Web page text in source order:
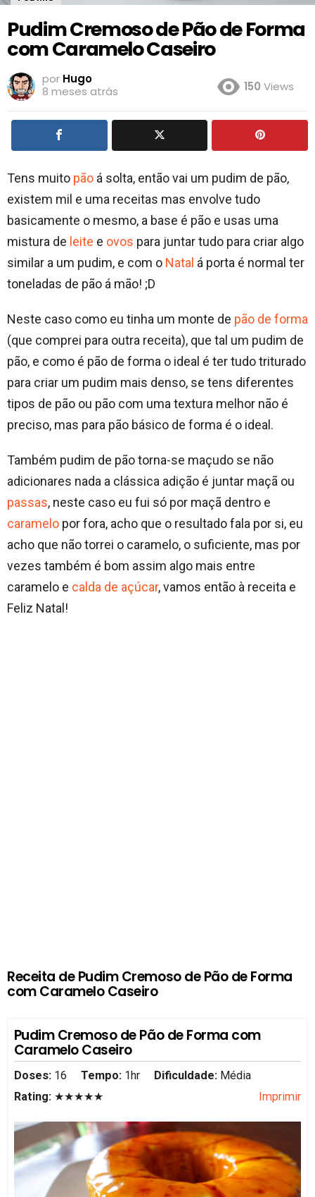
Pudim Cremoso de Pão de Forma
com Caramelo Caseiro
por Hugo
8 meses atrás
150 Views
Tens muito pão á solta, então vai um pudim de pão,
existem mil e uma receitas mas envolve tudo
basicamente o mesmo, a base é pão e usas uma
mistura de leite e ovos para juntar tudo para criar algo
similar a um pudim, e com o Natal á porta é normal ter
toneladas de pão á mão! ;D
Neste caso como eu tinha um monte de pão de forma
(que comprei para outra receita), que tal um pudim de
pão, e como é pão de forma o ideal é ter tudo triturado
para criar um pudim mais denso, se tens diferentes
tipos de pão ou pão com uma textura melhor não é
preciso, mas para pão básico de forma é o ideal.
Também pudim de pão torna-se maçudo se não
adicionares nada a clássica adição é juntar maçã ou
passas, neste caso eu fui só por maçã dentro e
caramelo por fora, acho que o resultado fala por si, eu
acho que não torrei o caramelo, o suficiente, mas por
vezes também é bom assim algo mais entre
caramelo e calda de açúcar, vamos então à receita e
Feliz Natal!
Receita de Pudim Cremoso de Pão de Forma
com Caramelo Caseiro
Pudim Cremoso de Pão de Forma com
Caramelo Caseiro
Doses: 16 Tempo: 1hr Dificuldade: Média
Rating: ★★★★★ Imprimir